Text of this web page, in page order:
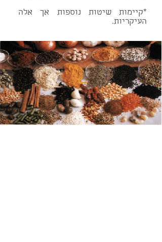
*קיימות שיטות נוספות אך אלה
העיקריות.